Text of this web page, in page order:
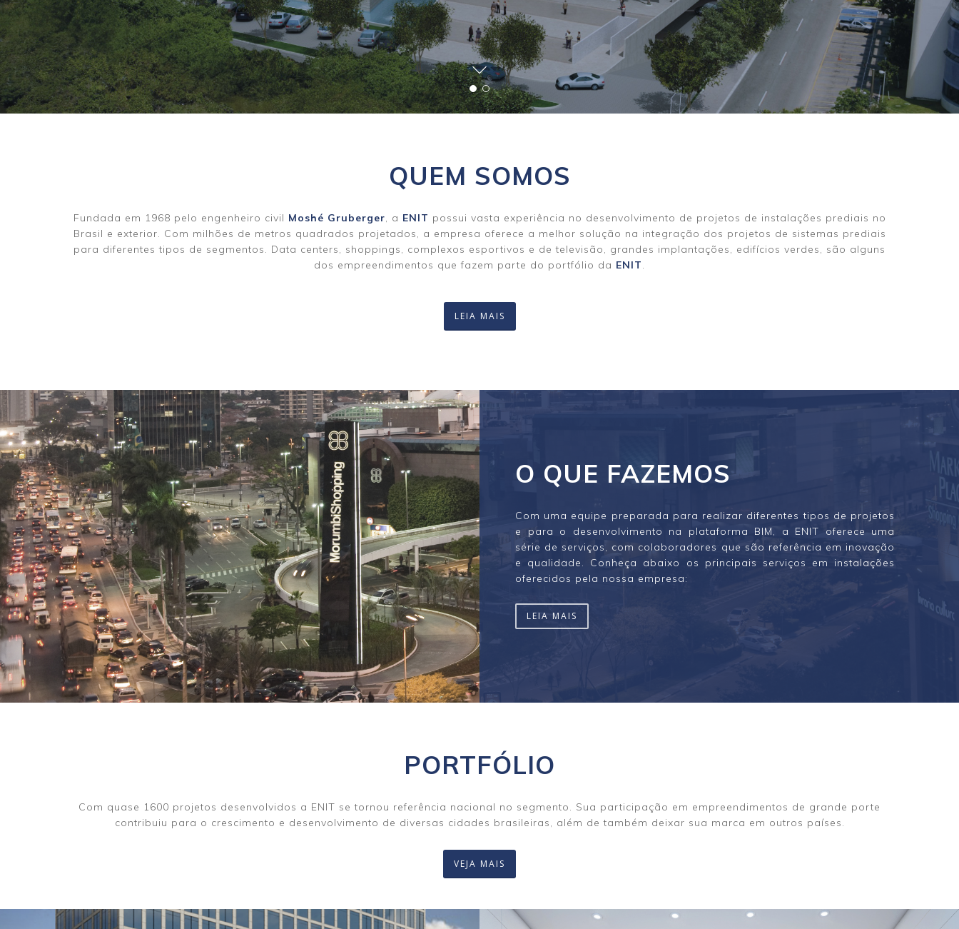
QUEM SOMOS
Fundada em 1968 pelo engenheiro civil Moshé Gruberger, a ENIT possui vasta experiência no desenvolvimento de projetos de instalações prediais no
Brasil e exterior. Com milhões de metros quadrados projetados, a empresa oferece a melhor solução na integração dos projetos de sistemas prediais
para diferentes tipos de segmentos. Data centers, shoppings, complexos esportivos e de televisão, grandes implantações, edifícios verdes, são alguns
dos empreendimentos que fazem parte do portfólio da ENIT.
LEIA MAIS
O QUE FAZEMOS
Com uma equipe preparada para realizar diferentes tipos de projetos
e para o desenvolvimento na plataforma BIM, a ENIT oferece uma
série de serviços, com colaboradores que são referência em inovação
e qualidade. Conheça abaixo os principais serviços em instalações
oferecidos pela nossa empresa:
LEIA MAIS
PORTFÓLIO
Com quase 1600 projetos desenvolvidos a ENIT se tornou referência nacional no segmento. Sua participação em empreendimentos de grande porte
contribuiu para o crescimento e desenvolvimento de diversas cidades brasileiras, além de também deixar sua marca em outros países.
VEJA MAIS